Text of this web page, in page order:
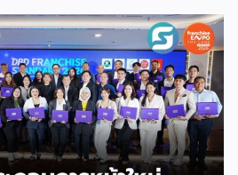
ตารางเมตร หวังเป็นทาง
ยุงเศรษฐกิจไทยให้ฟื้นตัว เสิร์ฟครบ
เลทองทั่วประเทศ พร้อมเสวนาให้
และกิจกรรมเจรจาจับคู่ธุรกิจทั้งใน
เนื่องระหว่างวันที่ 6-9 สิงหาคมนี้ ที่
งธานี คาดเม็ดเงินสะพัดในงานราว
ษ์ นัยนาภากรณ์ อธิบดีกรมพัฒนา
ชย์ กล่าวว่า งาน ” Franchise Expo
Commerce Selection Expo